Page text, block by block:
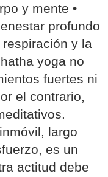
y mente •
profundo
y la
yoga no
fuertes ni
el contrario,
largo
es un
actitud debe